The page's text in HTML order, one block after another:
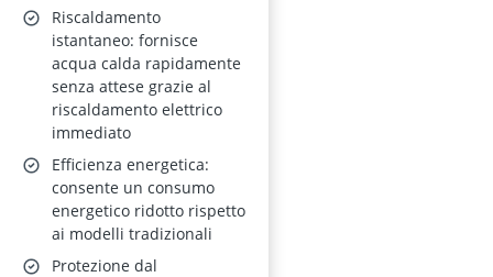
Riscaldamento
istantaneo: fornisce
acqua calda rapidamente
senza attese grazie al
riscaldamento elettrico
immediato
Efficienza energetica:
consente un consumo
energetico ridotto rispetto
ai modelli tradizionali
Protezione dal